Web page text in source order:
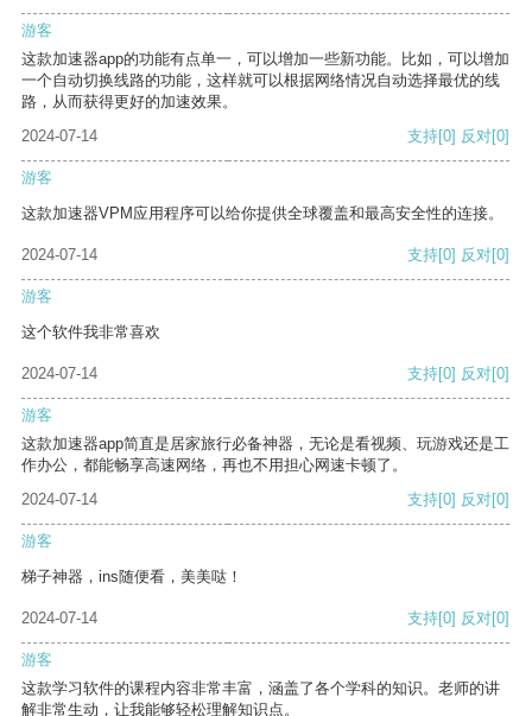
游客
这款加速器app的功能有点单一，可以增加一些新功能。比如，可以增加
一个自动切换线路的功能，这样就可以根据网络情况自动选择最优的线
路，从而获得更好的加速效果。
2024-07-14
支持[0] 反对[0]
游客
这款加速器VPM应用程序可以给你提供全球覆盖和最高安全性的连接。
2024-07-14 支持[0] 反对[0]
游客
这个软件我非常喜欢
2024-07-14 支持[0] 反对[0]
游客
这款加速器app简直是居家旅行必备神器，无论是看视频、玩游戏还是工
作办公，都能畅享高速网络，再也不用担心网速卡顿了。
2024-07-14
支持[0] 反对[0]
游客
梯子神器，ins随便看，美美哒！
2024-07-14 支持[0] 反对[0]
游客
这款学习软件的课程内容非常丰富，涵盖了各个学科的知识。老师的讲
解非常生动，让我能够轻松理解知识点。